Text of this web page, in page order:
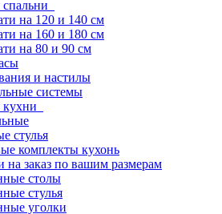
на 120 и 140 см
на 160 и 180 см
на 80 и 90 см
и настилы
системы
кухни
стулья
комплекты кухонь
на заказ по вашим размерам
столы
стулья
уголки